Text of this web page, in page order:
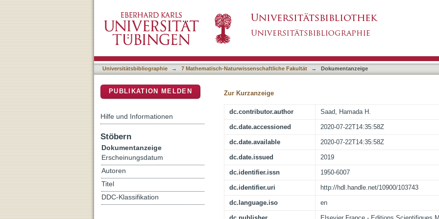
HPLC-ESI- MS/MS analysis of beet (Beta vulgaris) leaves and its
diabetic rats
Universitätsbibliographie → 7 Mathematisch-Naturwissenschaftliche Fakultät → Dokumentanzeige
Zur Kurzanzeige
dc.contributor.author Saad, Hamada H.
dc.date.accessioned 2020-07-22T14:35:58Z
dc.date.available 2020-07-22T14:35:58Z
dc.date.issued 2019
dc.identifier.issn 1950-6007
dc.identifier.uri http://hdl.handle.net/10900/103743
dc.language.iso en
PUBLIKATION MELDEN
Hilfe und Informationen
Stöbern
Dokumentanzeige
Erscheinungsdatum
Autoren
Titel
DDC-Klassifikation